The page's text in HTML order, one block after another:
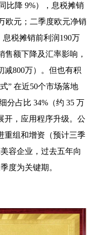
比降 9%），息税摊销
欧元；二季度欧元净销
息税摊销前利润190万
售额下降及汇率影响，
减800万）。但也有积
” 在近50个市场落地
分占比 34%（约 35 万
开，应用程序升级。公
重组和增资（预计三季
容企业，过去五年向
度为关键期。